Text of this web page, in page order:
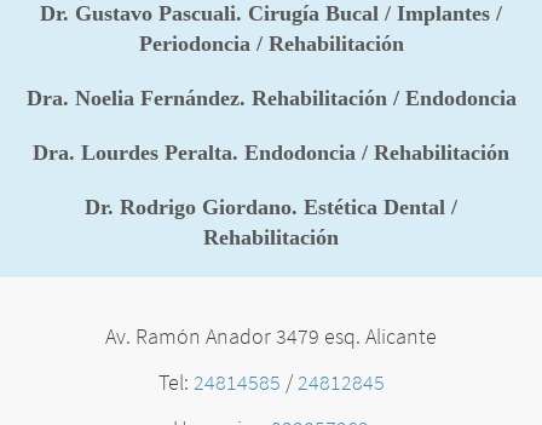
Dr. Gustavo Pascuali. Cirugía Bucal / Implantes /
Periodoncia / Rehabilitación
Dra. Noelia Fernández. Rehabilitación / Endodoncia
Dra. Lourdes Peralta. Endodoncia / Rehabilitación
Dr. Rodrigo Giordano. Estética Dental /
Rehabilitación
Av. Ramón Anador 3479 esq. Alicante
Tel: 24814585 /24812845